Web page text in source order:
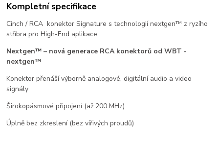
Kompletní specifikace
Cinch / RCA konektor Signature s technologií nextgen™ z ryzího
stříbra pro High-End aplikace
Nextgen™ – nová generace RCA konektorů od WBT -
nextgen™
Konektor přenáší výborně analogové, digitální audio a video
signály
Širokopásmové připojení (až 200 MHz)
Úplně bez zkreslení (bez vířivých proudů)